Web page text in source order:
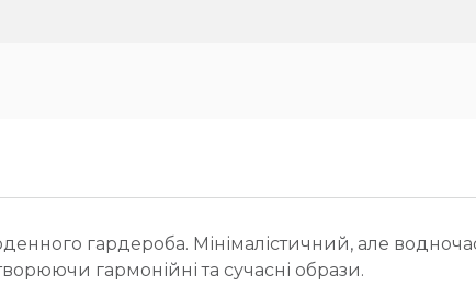
гардероба. Мінімалістичний, але
гармонійні та сучасні образи.